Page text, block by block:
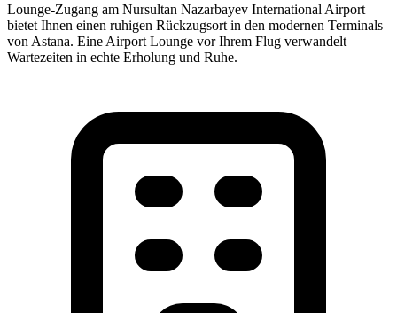
Lounge-Zugang am Nursultan Nazarbayev International Airport
bietet Ihnen einen ruhigen Rückzugsort in den modernen Terminals
von Astana. Eine Airport Lounge vor Ihrem Flug verwandelt
Wartezeiten in echte Erholung und Ruhe.